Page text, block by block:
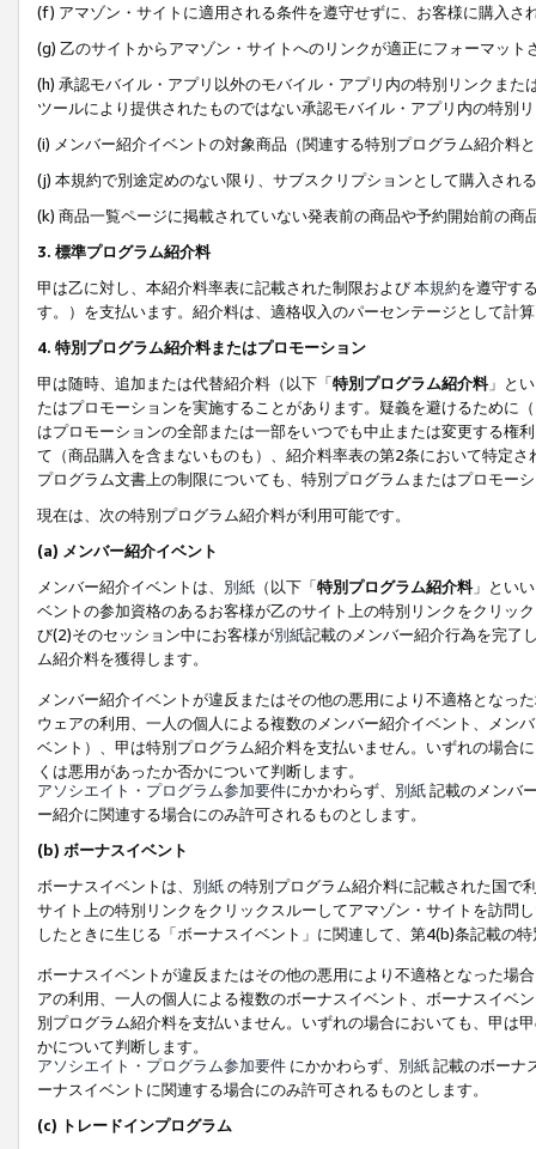
(f) アマゾン・サイトに適用される条件を遵守せずに、お客様に購入さ
(g) 乙のサイトからアマゾン・サイトへのリンクが適正にフォーマッ
(h) 承認モバイル・アプリ以外のモバイル・アプリ内の特別リンクま
ツールにより提供されたものではない承認モバイル・アプリ内の特別
(i) メンバー紹介イベントの対象商品（関連する特別プログラム紹介料
(j) 本規約で別途定めのない限り、サブスクリプションとして購入され
(k) 商品一覧ページに掲載されていない発表前の商品や予約開始前の商
3. 標準プログラム紹介料
甲は乙に対し、本紹介料率表に記載された制限および本規約を遵守す
す。）を支払います。紹介料は、適格収入のパーセンテージとして計
4. 特別プログラム紹介料またはプロモーション
甲は随時、追加または代替紹介料（以下「特別プログラム紹介料」と
たはプロモーションを実施することがあります。疑義を避けるために
はプロモーションの全部または一部をいつでも中止または変更する権
て（商品購入を含まないものも）、紹介料率表の第2条において特定
プログラム文書上の制限についても、特別プログラムまたはプロモー
現在は、次の特別プログラム紹介料が利用可能です。
(a) メンバー紹介イベント
メンバー紹介イベントは、 別紙 （以下「特別プログラム紹介料」とい
ベントの参加資格のあるお客様が乙のサイト上の特別リンクをクリッ
び(2)そのセッション中にお客様が別紙記載のメンバー紹介行為を完了
ム紹介料を獲得します。
メンバー紹介イベントが違反またはその他の悪用により不適格となっ
ウェアの利用、一人の個人による複数のメンバー紹介イベント、メン
ベント）、甲は特別プログラム紹介料を支払いません。いずれの場合
くは悪用があったか否かについて判断します。
アソシエイト・プログラム参加要件にかかわらず、 別紙記載のメンバ
ー紹介に関連する場合にのみ許可されるものとします。
(b) ボーナスイベント
ボーナスイベントは、 別紙の特別プログラム紹介料に記載された国で
サイト上の特別リンクをクリックスルーしてアマゾン・サイトを訪問
したときに生じる「ボーナスイベント」に関連して、第4(b)条記載の
ボーナスイベントが違反またはその他の悪用により不適格となった場
アの利用、一人の個人による複数のボーナスイベント、ボーナスイベ
別プログラム紹介料を支払いません。いずれの場合においても、甲は
かについて判断します。
アソシエイト・プログラム参加要件 にかかわらず、 別紙記載のボーナ
ーナスイベントに関連する場合にのみ許可されるものとします。
(c) トレードインプログラム